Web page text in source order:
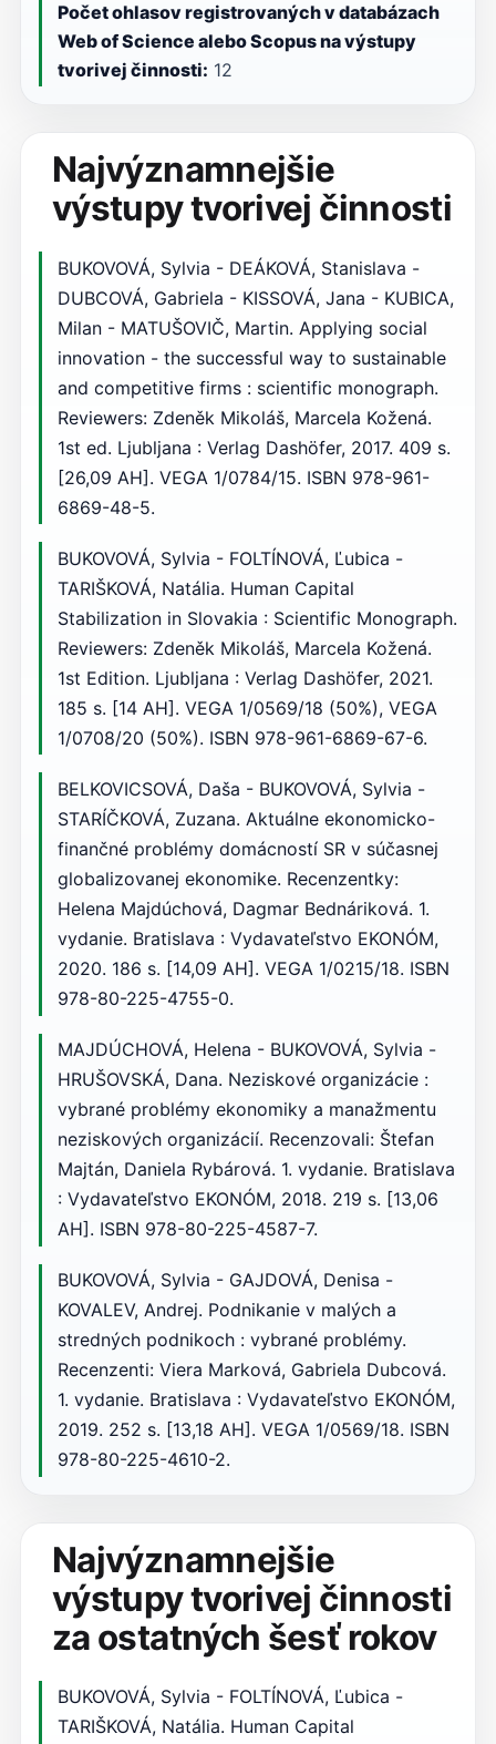
Počet ohlasov registrovaných v databázach
Web of Science alebo Scopus na výstupy
tvorivej činnosti: 12
Najvýznamnejšie
výstupy tvorivej činnosti
BUKOVOVÁ, Sylvia - DEÁKOVÁ, Stanislava -
DUBCOVÁ, Gabriela - KISSOVÁ, Jana - KUBICA,
Milan - MATUŠOVIČ, Martin. Applying social
innovation - the successful way to sustainable
and competitive firms : scientific monograph.
Reviewers: Zdeněk Mikoláš, Marcela Kožená.
1st ed. Ljubljana : Verlag Dashöfer, 2017. 409 s.
[26,09 AH]. VEGA 1/0784/15. ISBN 978-961-
6869-48-5.
BUKOVOVÁ, Sylvia - FOLTÍNOVÁ, Ľubica -
TARIŠKOVÁ, Natália. Human Capital
Stabilization in Slovakia : Scientific Monograph.
Reviewers: Zdeněk Mikoláš, Marcela Kožená.
1st Edition. Ljubljana : Verlag Dashöfer, 2021.
185 s. [14 AH]. VEGA 1/0569/18 (50%), VEGA
1/0708/20 (50%). ISBN 978-961-6869-67-6.
BELKOVICSOVÁ, Daša - BUKOVOVÁ, Sylvia -
STARÍČKOVÁ, Zuzana. Aktuálne ekonomicko-
finančné problémy domácností SR v súčasnej
globalizovanej ekonomike. Recenzentky:
Helena Majdúchová, Dagmar Bednáriková. 1.
vydanie. Bratislava : Vydavateľstvo EKONÓM,
2020. 186 s. [14,09 AH]. VEGA 1/0215/18. ISBN
978-80-225-4755-0.
MAJDÚCHOVÁ, Helena - BUKOVOVÁ, Sylvia -
HRUŠOVSKÁ, Dana. Neziskové organizácie :
vybrané problémy ekonomiky a manažmentu
neziskových organizácií. Recenzovali: Štefan
Majtán, Daniela Rybárová. 1. vydanie. Bratislava
: Vydavateľstvo EKONÓM, 2018. 219 s. [13,06
AH]. ISBN 978-80-225-4587-7.
BUKOVOVÁ, Sylvia - GAJDOVÁ, Denisa -
KOVALEV, Andrej. Podnikanie v malých a
stredných podnikoch : vybrané problémy.
Recenzenti: Viera Marková, Gabriela Dubcová.
1. vydanie. Bratislava : Vydavateľstvo EKONÓM,
2019. 252 s. [13,18 AH]. VEGA 1/0569/18. ISBN
978-80-225-4610-2.
Najvýznamnejšie
výstupy tvorivej činnosti
za ostatných šesť rokov
BUKOVOVÁ, Sylvia - FOLTÍNOVÁ, Ľubica -
TARIŠKOVÁ, Natália. Human Capital